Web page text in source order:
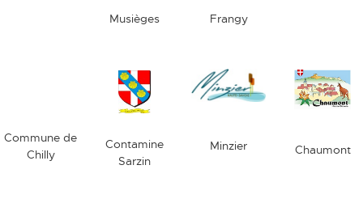
Musièges Frangy
Commune de
Chilly
Contamine
Sarzin
Minzier Chaumont